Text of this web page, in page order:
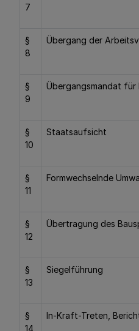
7
§
8
Übergang der
§
9
Übergangsmandat für
§
10
Staatsaufsicht
§
11
Formwechselnde
§
12
Übertragung des
§
13
Siegelführung
§
14
In-Kraft-Treten,